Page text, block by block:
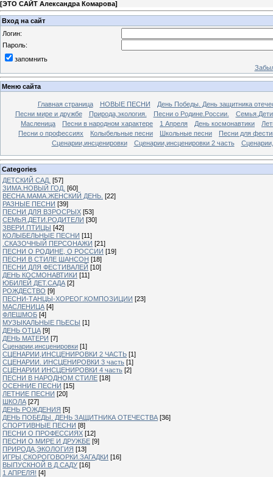
[ЭТО САЙТ Александра Комарова]
Вход на сайт
Логин:
Пароль:
запомнить
Меню сайта
Главная страница НОВЫЕ ПЕСНИ
День Победы. День защитника
Песни мире и дружбе
Природа,экология. Песни о Родине.России.
Масленица
Песни в народном характере 1 Апреля День космонавтики
Песни о профессиях
Колыбельные песни Школьные песни
Песни для
Сценарии,инсценировки
Сценарии,инсценировки 2 часть
Categories
ДЕТСКИЙ САД. [57]
ЗИМА.НОВЫЙ ГОД. [60]
ВЕСНА.МАМА.ЖЕНСКИЙ ДЕНЬ. [22]
РАЗНЫЕ ПЕСНИ [39]
ПЕСНИ ДЛЯ ВЗРОСРЫХ [53]
СЕМЬЯ.ДЕТИ.РОДИТЕЛИ [30]
ЗВЕРИ.ПТИЦЫ [42]
КОЛЫБЕЛЬНЫЕ ПЕСНИ [11]
.СКАЗОЧНЫЙ ПЕРСОНАЖИ [21]
ПЕСНИ О РОДИНЕ, О РОССИИ [19]
ПЕСНИ В СТИЛЕ ШАНСОН [18]
ПЕСНИ ДЛЯ ФЕСТИВАЛЕЙ [10]
ДЕНЬ КОСМОНАВТИКИ [11]
ЮБИЛЕЙ ДЕТ.САДА [2]
РОЖДЕСТВО [9]
ПЕСНИ-ТАНЦЫ-ХОРЕОГ.КОМПОЗИЦИИ [23]
МАСЛЕНИЦА [4]
ФЛЕШМОБ [4]
МУЗЫКАЛЬНЫЕ ПЬЕСЫ [1]
ДЕНЬ ОТЦА [9]
ДЕНЬ МАТЕРИ [7]
Сценарии,инсценировки [1]
СЦЕНАРИИ,ИНСЦЕНИРОВКИ 2 ЧАСТЬ [1]
СЦЕНАРИИ. ИНСЦЕНИРОВКИ 3 часть [1]
СЦЕНАРИИ ИНСЦЕНИРОВКИ 4 часть [2]
ПЕСНИ В НАРОДНОМ СТИЛЕ [18]
ОСЕННИЕ ПЕСНИ [15]
ЛЕТНИЕ ПЕСНИ [20]
ШКОЛА [27]
ДЕНЬ РОЖДЕНИЯ [5]
ДЕНЬ ПОБЕДЫ. ДЕНЬ ЗАЩИТНИКА ОТЕЧЕСТВА [36]
СПОРТИВНЫЕ ПЕСНИ [8]
ПЕСНИ О ПРОФЕССИЯХ [12]
ПЕСНИ О МИРЕ И ДРУЖБЕ [9]
ПРИРОДА,ЭКОЛОГИЯ [13]
ИГРЫ,СКОРОГОВОРКИ.ЗАГАДКИ [16]
ВЫПУСКНОЙ В Д.САДУ [16]
1 АПРЕЛЯ! [4]